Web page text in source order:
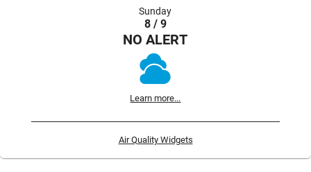
Sunday
8 / 9
NO ALERT
Learn more...
Air Quality Widgets